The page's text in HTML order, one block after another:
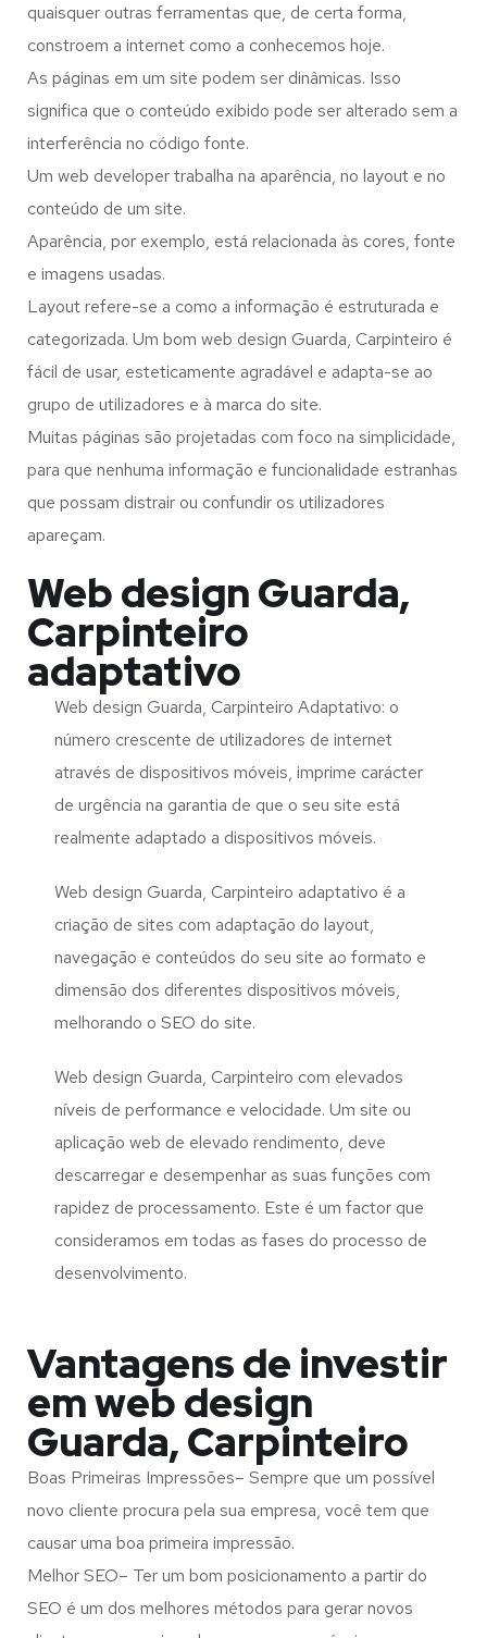
quaisquer outras ferramentas que, de certa forma,
constroem a internet como a conhecemos hoje.
As páginas em um site podem ser dinâmicas. Isso
significa que o conteúdo exibido pode ser alterado sem a
interferência no código fonte.
Um web developer trabalha na aparência, no layout e no
conteúdo de um site.
Aparência, por exemplo, está relacionada às cores, fonte
e imagens usadas.
Layout refere-se a como a informação é estruturada e
categorizada. Um bom web design Guarda, Carpinteiro é
fácil de usar, esteticamente agradável e adapta-se ao
grupo de utilizadores e à marca do site.
Muitas páginas são projetadas com foco na simplicidade,
para que nenhuma informação e funcionalidade estranhas
que possam distrair ou confundir os utilizadores
apareçam.
Web design Guarda,
Carpinteiro
adaptativo
Web design Guarda, Carpinteiro Adaptativo: o
número crescente de utilizadores de internet
através de dispositivos móveis, imprime carácter
de urgência na garantia de que o seu site está
realmente adaptado a dispositivos móveis.
Web design Guarda, Carpinteiro adaptativo é a
criação de sites com adaptação do layout,
navegação e conteúdos do seu site ao formato e
dimensão dos diferentes dispositivos móveis,
melhorando o SEO do site.
Web design Guarda, Carpinteiro com elevados
níveis de performance e velocidade. Um site ou
aplicação web de elevado rendimento, deve
descarregar e desempenhar as suas funções com
rapidez de processamento. Este é um factor que
consideramos em todas as fases do processo de
desenvolvimento.
Vantagens de investir
em web design
Guarda, Carpinteiro
Boas Primeiras Impressões– Sempre que um possível
novo cliente procura pela sua empresa, você tem que
causar uma boa primeira impressão.
Melhor SEO– Ter um bom posicionamento a partir do
SEO é um dos melhores métodos para gerar novos